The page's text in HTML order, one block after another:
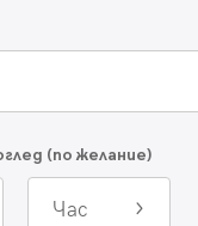
(по желание)
Час